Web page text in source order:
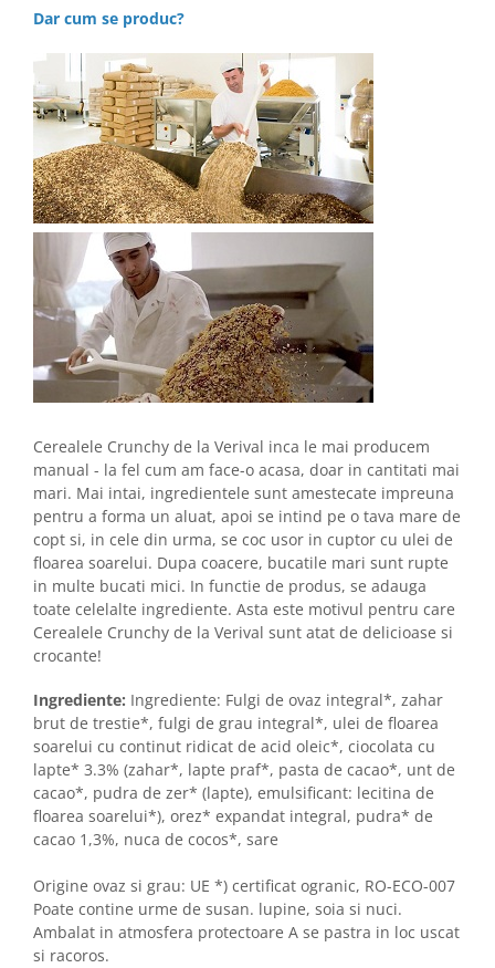
Dar cum se produc?
Cerealele Crunchy de la Verival inca le mai producem
manual - la fel cum am face-o acasa, doar in cantitati mai
mari. Mai intai, ingredientele sunt amestecate impreuna
pentru a forma un aluat, apoi se intind pe o tava mare de
copt si, in cele din urma, se coc usor in cuptor cu ulei de
floarea soarelui. Dupa coacere, bucatile mari sunt rupte
in multe bucati mici. In functie de produs, se adauga
toate celelalte ingrediente. Asta este motivul pentru care
Cerealele Crunchy de la Verival sunt atat de delicioase si
crocante!
Ingrediente: Ingrediente: Fulgi de ovaz integral*, zahar
brut de trestie*, fulgi de grau integral*, ulei de floarea
soarelui cu continut ridicat de acid oleic*, ciocolata cu
lapte* 3.3% (zahar*, lapte praf*, pasta de cacao*, unt de
cacao*, pudra de zer* (lapte), emulsificant: lecitina de
floarea soarelui*), orez* expandat integral, pudra* de
cacao 1,3%, nuca de cocos*, sare
Origine ovaz si grau: UE *) certificat ogranic, RO-ECO-007
Poate contine urme de susan. lupine, soia si nuci.
Ambalat in atmosfera protectoare A se pastra in loc uscat
si racoros.